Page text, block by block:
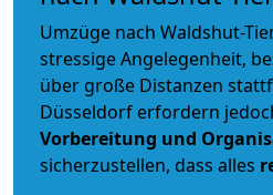
Umzüge nach Waldshut-
stressige Angelegenheit,
über große Distanzen
Düsseldorf erfordern
Vorbereitung und
sicherzustellen, dass alles